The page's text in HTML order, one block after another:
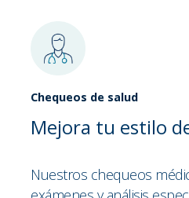
Chequeos de salud
Mejora tu estilo
Nuestros chequeos